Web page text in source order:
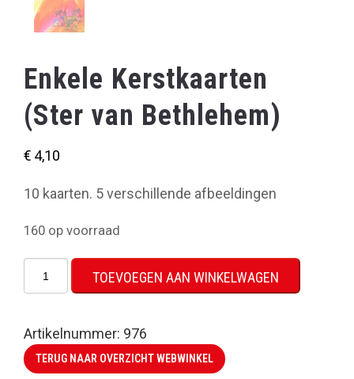
Enkele Kerstkaarten
(Ster van Bethlehem)
€ 4,10
10 kaarten. 5 verschillende afbeeldingen
160 op voorraad
Kerstkaarten
van
Bethlehem)
aantal
TOEVOEGEN AAN WINKELWAGEN
Artikelnummer: 976
TERUG NAAR OVERZICHT WEBWINKEL